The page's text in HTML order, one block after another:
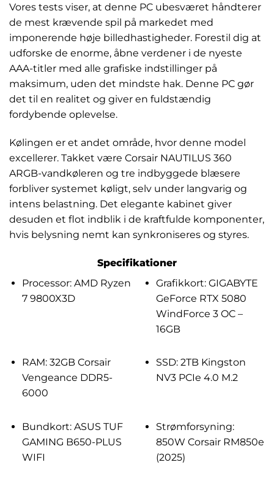
Vores tests viser, at denne PC ubesværet håndterer
de mest krævende spil på markedet med
imponerende høje billedhastigheder. Forestil dig at
udforske de enorme, åbne verdener i de nyeste
AAA-titler med alle grafiske indstillinger på
maksimum, uden det mindste hak. Denne PC gør
det til en realitet og giver en fuldstændig
fordybende oplevelse.
Kølingen er et andet område, hvor denne model
excellerer. Takket være Corsair NAUTILUS 360
ARGB-vandkøleren og tre indbyggede blæsere
forbliver systemet køligt, selv under langvarig og
intens belastning. Det elegante kabinet giver
desuden et flot indblik i de kraftfulde komponenter,
hvis belysning nemt kan synkroniseres og styres.
Specifikationer
Processor: AMD Ryzen
7 9800X3D
Grafikkort: GIGABYTE
GeForce RTX 5080
WindForce 3 OC –
16GB
RAM: 32GB Corsair
Vengeance DDR5-
6000
SSD: 2TB Kingston
NV3 PCIe 4.0 M.2
Bundkort: ASUS TUF
GAMING B650-PLUS
WIFI
Strømforsyning:
850W Corsair RM850e
(2025)